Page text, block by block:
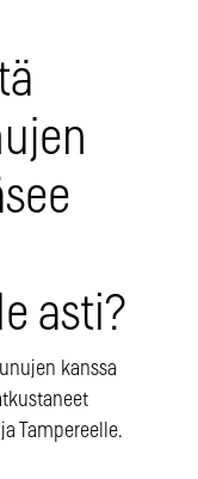
asti?
kanssa
Tampereelle.